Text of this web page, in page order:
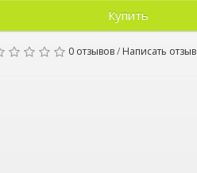
Купить
0 отзывов/ Написать отзыв